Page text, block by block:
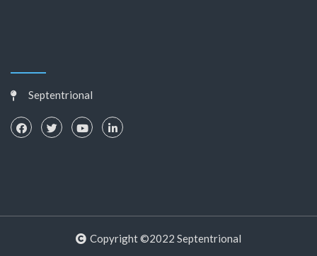
Septentrional
Copyright ©2022 Septentrional